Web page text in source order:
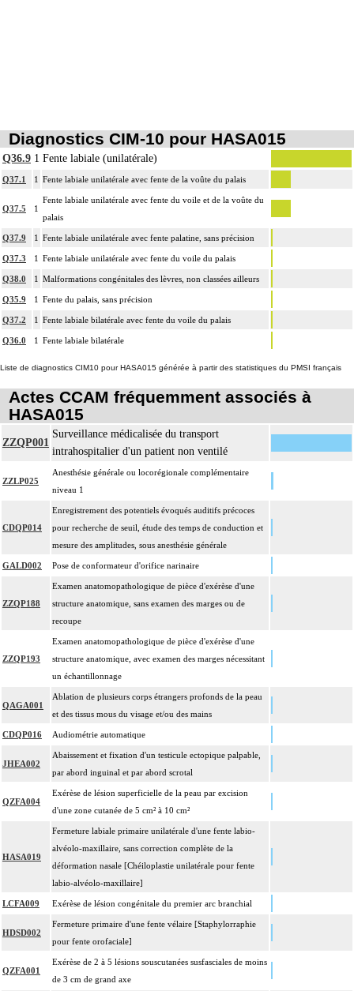
Diagnostics CIM-10 pour HASA015
Q36.9 1 Fente labiale (unilatérale)
Q37.1 1 Fente labiale unilatérale avec fente de la voûte du palais
Q37.5 1
Fente labiale unilatérale avec fente du voile et de la voûte du
palais
Q37.9 1 Fente labiale unilatérale avec fente palatine, sans précision
Q37.3 1 Fente labiale unilatérale avec fente du voile du palais
Q38.0 1 Malformations congénitales des lèvres, non classées ailleurs
Q35.9 1 Fente du palais, sans précision
Q37.2 1 Fente labiale bilatérale avec fente du voile du palais
Q36.0 1 Fente labiale bilatérale
Liste de diagnostics CIM10 pour HASA015 générée à partir des statistiques du PMSI français
Actes CCAM fréquemment associés à
HASA015
ZZQP001
Surveillance médicalisée du transport
intrahospitalier d'un patient non ventilé
ZZLP025
Anesthésie générale ou locorégionale complémentaire
niveau 1
CDQP014
Enregistrement des potentiels évoqués auditifs précoces
pour recherche de seuil, étude des temps de conduction et
mesure des amplitudes, sous anesthésie générale
GALD002 Pose de conformateur d'orifice narinaire
ZZQP188
Examen anatomopathologique de pièce d'exérèse d'une
structure anatomique, sans examen des marges ou de
recoupe
ZZQP193
Examen anatomopathologique de pièce d'exérèse d'une
structure anatomique, avec examen des marges nécessitant
un échantillonnage
QAGA001
Ablation de plusieurs corps étrangers profonds de la peau
et des tissus mous du visage et/ou des mains
CDQP016 Audiométrie automatique
JHEA002
Abaissement et fixation d'un testicule ectopique palpable,
par abord inguinal et par abord scrotal
QZFA004
Exérèse de lésion superficielle de la peau par excision
d'une zone cutanée de 5 cm² à 10 cm²
HASA019
Fermeture labiale primaire unilatérale d'une fente labio-
alvéolo-maxillaire, sans correction complète de la
déformation nasale [Chéiloplastie unilatérale pour fente
labio-alvéolo-maxillaire]
LCFA009 Exérèse de lésion congénitale du premier arc branchial
HDSD002
Fermeture primaire d'une fente vélaire [Staphylorraphie
pour fente orofaciale]
QZFA001
Exérèse de 2 à 5 lésions souscutanées susfasciales de moins
de 3 cm de grand axe